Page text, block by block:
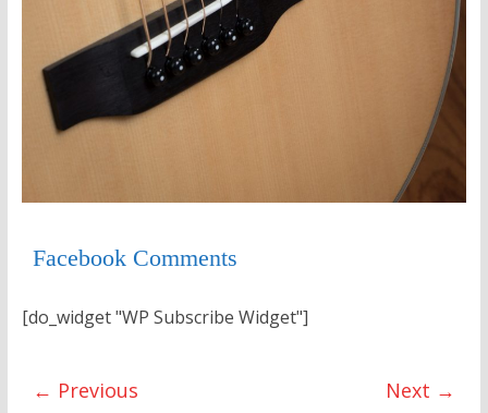
Facebook Comments
[do_widget "WP Subscribe Widget"]
← Previous Next →